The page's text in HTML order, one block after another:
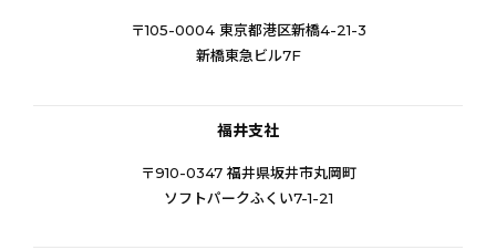
〒105-0004 東京都港区新橋4-21-3
新橋東急ビル7F
福井支社
〒910-0347 福井県坂井市丸岡町
ソフトパークふくい7-1-21